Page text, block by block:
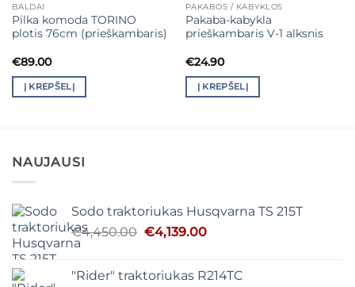
BALDAI
Pilka komoda TORINO
plotis 76cm (prieškambaris)
€89.00
Į KREPŠELĮ
PAKABOS / KABYKLOS
Pakaba-kabykla
prieškambaris V-1 alksnis
€24.90
Į KREPŠELĮ
NAUJAUSI
Sodo traktoriukas Husqvarna TS 215T
€4,450.00 Original
€4,450.00.
€4,139.00Current
€4,139.00.
"Rider" traktoriukas R214TC